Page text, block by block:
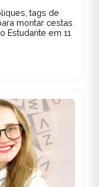
tags de
montar cestas
Estudante em 11